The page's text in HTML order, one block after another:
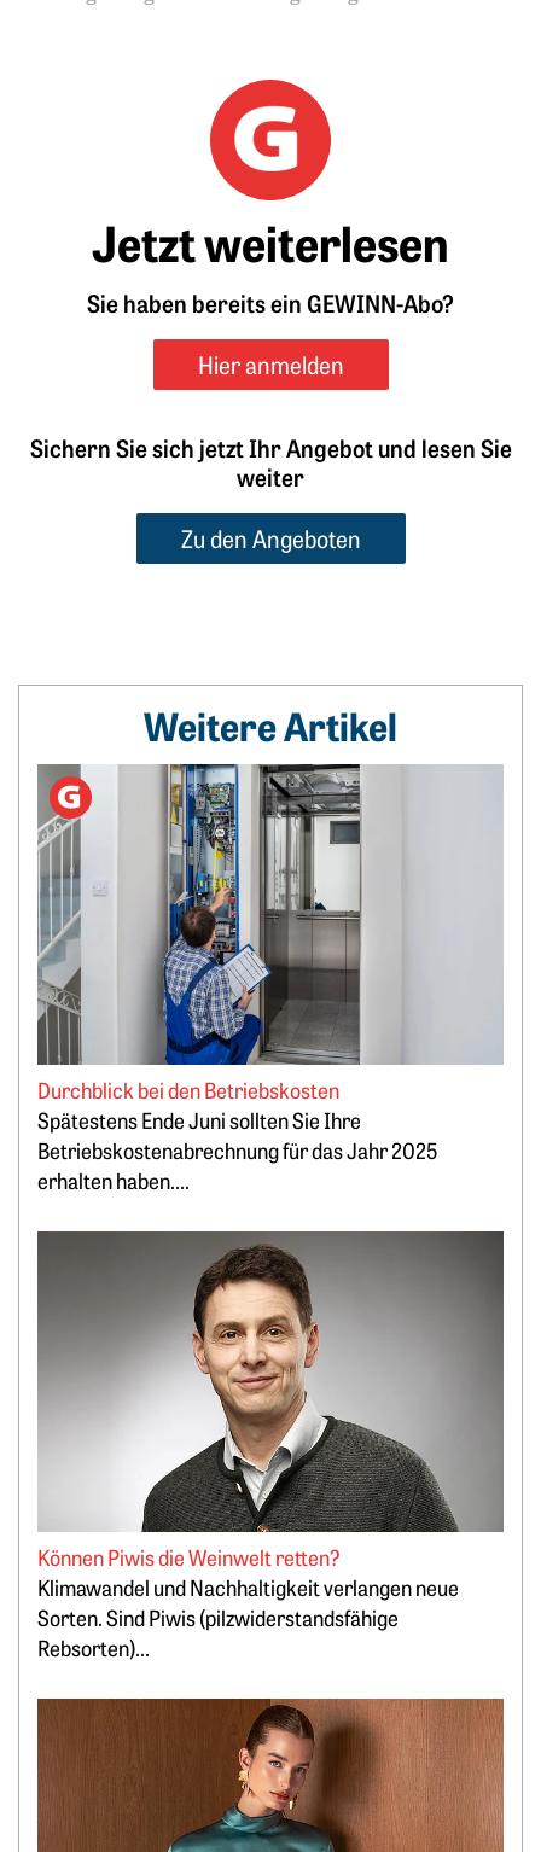
Jetzt weiterlesen
Sie haben bereits ein GEWINN-Abo?
Hier anmelden
Sichern Sie sich jetzt Ihr Angebot und lesen Sie
weiter
Zu den Angeboten
Weitere Artikel
Durchblick bei den Betriebskosten
Spätestens Ende Juni sollten Sie Ihre
Betriebskostenabrechnung für das Jahr 2025
erhalten haben....
Weiterlesen: Durchblick bei den Betriebskosten
Können Piwis die Weinwelt retten?
Klimawandel und Nachhaltigkeit verlangen neue
Sorten. Sind Piwis (pilzwiderstandsfähige
Rebsorten)...
Weiterlesen: Können Piwis die Weinwelt retten?
Weiterlesen: Smartphones der Superlative